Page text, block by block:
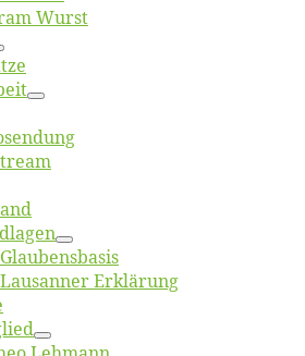
Wurst
Glaubens­ba­sis
Lausan­ner Erklärung